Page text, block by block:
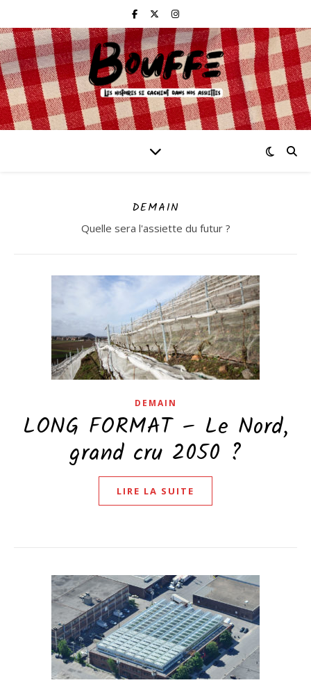
DEMAIN
Quelle sera l'assiette du futur ?
DEMAIN
LONG FORMAT – Le Nord,
grand cru 2050 ?
LIRE LA SUITE